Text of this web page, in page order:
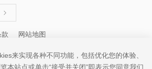

网站地图
来实现各种不同功能，包括优化您的体验、
本站点或单击“接受并关闭”即表示您同意我们